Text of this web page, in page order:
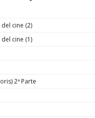
cine (2)
cine (1)
2ª Parte